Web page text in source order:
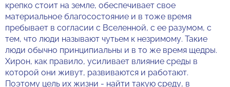
крепко стоит на земле, обеспечивает свое
материальное благосостояние и в тоже время
пребывает в согласии с Вселенной, с ее разумом, с
тем, что люди называют чутьем к незримому. Такие
люди обычно принципиальны и в то же время щедры.
Хирон, как правило, усиливает влияние среды в
которой они живут, развиваются и работают.
Поэтому цель их жизни - найти такую среду, в